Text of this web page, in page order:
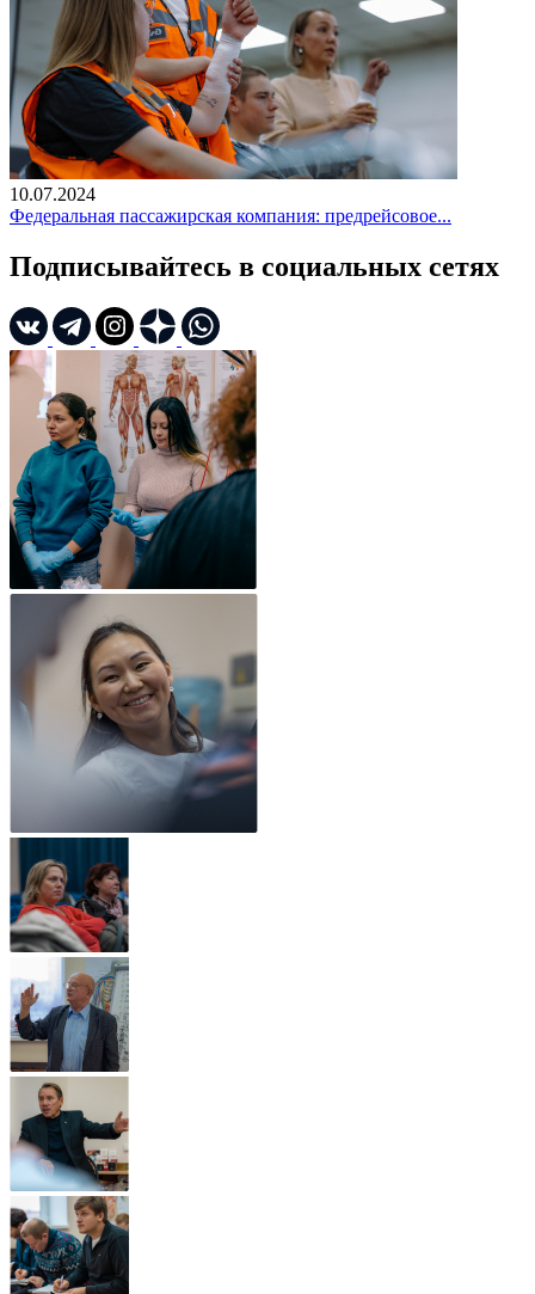
10.07.2024
Федеральная пассажирская компания: предрейсовое...
Подписывайтесь в социальных сетях